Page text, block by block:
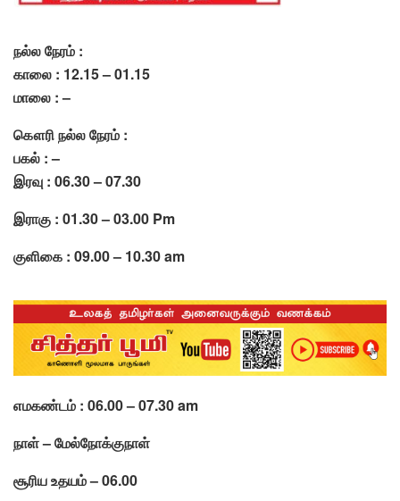
நல்ல நேரம் :
காலை : 12.15 – 01.15
மாலை : –
கௌரி நல்ல நேரம் :
பகல் : –
இரவு : 06.30 – 07.30
இராகு : 01.30 – 03.00 Pm
குளிகை : 09.00 – 10.30 am
எமகண்டம் : 06.00 – 07.30 am
நாள் – மேல்நோக்குநாள்
சூரிய உதயம் – 06.00